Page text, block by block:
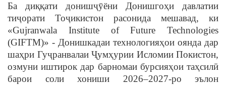
Ба диққати донишҷӯёни Донишгоҳи давлатии
тиҷорати Тоҷикистон расонида мешавад, ки
«Gujranwala Institute of Future Technologies
(GIFTM)» - Донишкадаи технологияҳои оянда дар
шаҳри Гуҷранвалаи Ҷумҳурии Исломии Покистон,
озмуни иштирок дар барномаи бурсияҳои таҳсилӣ
барои соли хониши 2026–2027-ро эълон